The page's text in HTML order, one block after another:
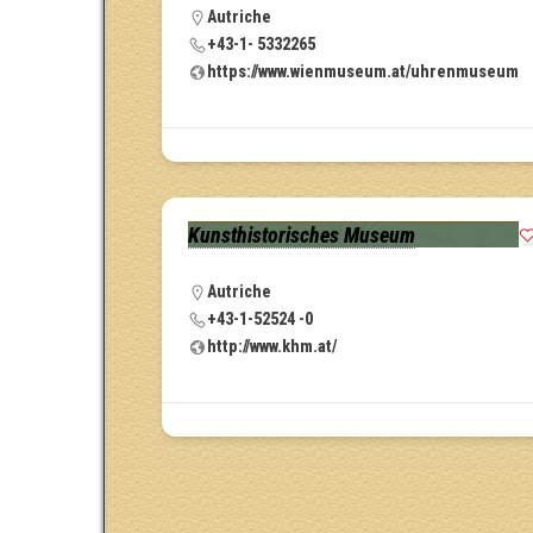
Autriche
+43-1- 5332265
https://www.wienmuseum.at/uhrenmuseum
Kunsthistorisches Museum
Autriche
+43-1-52524 -0
http://www.khm.at/